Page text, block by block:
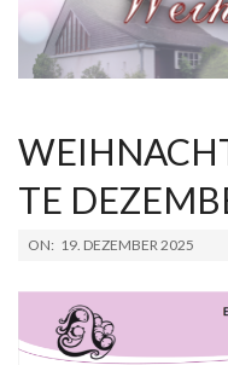
TE
2025-
19
ON: 19. DEZEMBER 2025